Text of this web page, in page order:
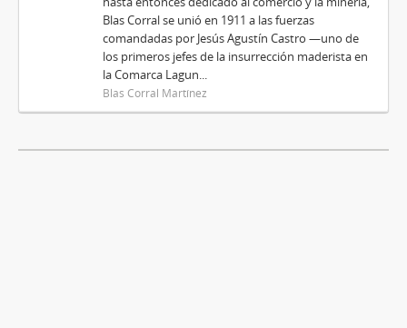
Blas Corral se unió en 1911 a las fuerzas
comandadas por Jesús Agustín Castro —uno de
los primeros jefes de la insurrección maderista en
la Comarca Lagun...
Blas Corral Martínez